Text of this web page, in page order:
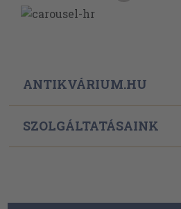
ANTIKVÁRIUM.HU
SZOLGÁLTATÁSAINK